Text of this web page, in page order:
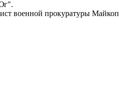
военной прокуратуры